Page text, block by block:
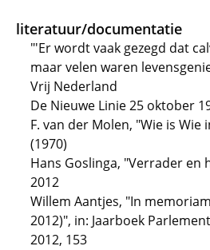
literatuur/documentatie
"'Er wordt vaak gezegd dat
maar velen waren
Vrij Nederland
De Nieuwe Linie 25 oktober
F. van der Molen, "Wie is Wie
(1970)
Hans Goslinga, "Verrader en
2012
Willem Aantjes, "In
2012)", in: Jaarboek
2012, 153